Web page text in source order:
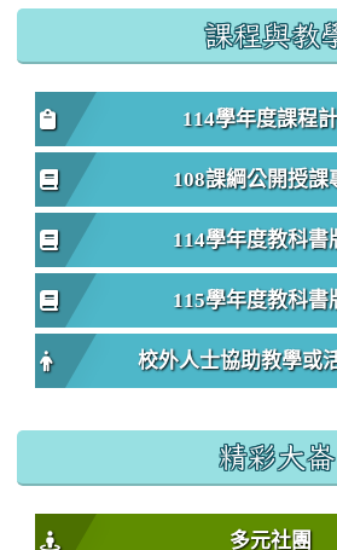
課程與教
114學年度課程
108課綱公開授課
114學年度教科書
115學年度教科書
校外人士協助教學或
精彩大崙
多元社團